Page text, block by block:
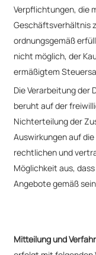
Verpflichtungen, die
Geschäftsverhältnis
ordnungsgemäß
nicht möglich, der
ermäßigtem
Die Verarbeitung der
beruht auf der
Nichterteilung der
Auswirkungen auf
rechtlichen und
Möglichkeit aus,
Angebote gemäß
Mitteilung und